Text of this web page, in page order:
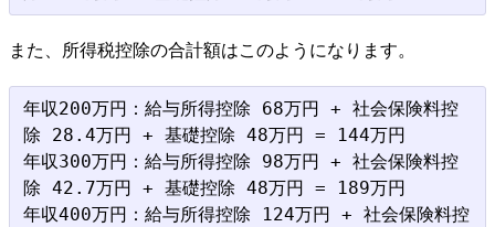
また、所得税控除の合計額はこのようになります。
年収200万円：給与所得控除 68万円 + 社会保険料控
除 28.4万円 + 基礎控除 48万円 = 144万円
年収300万円：給与所得控除 98万円 + 社会保険料控
除 42.7万円 + 基礎控除 48万円 = 189万円
年収400万円：給与所得控除 124万円 + 社会保険料控